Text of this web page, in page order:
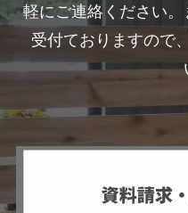
軽にご連絡ください
受付ておりますので